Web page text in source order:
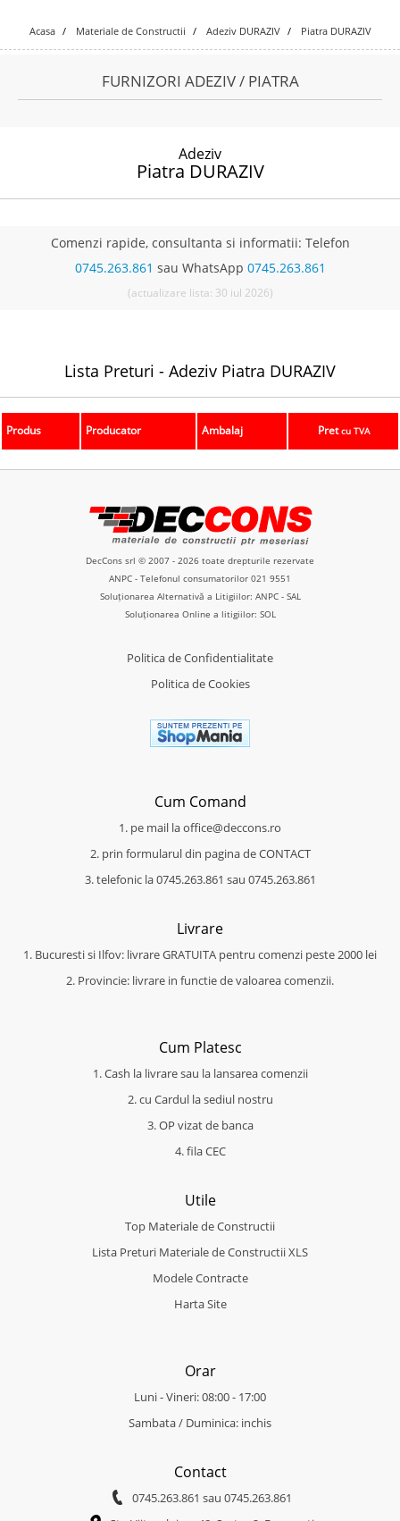
Acasa Materiale de Constructii Adeziv DURAZIV Piatra DURAZIV
FURNIZORI ADEZIV / PIATRA
Adeziv
Piatra DURAZIV
Comenzi rapide, consultanta si informatii: Telefon
0745.263.861 sau WhatsApp 0745.263.861
(actualizare lista: 30 iul 2026)
Lista Preturi - Adeziv Piatra DURAZIV
Produs Producator Ambalaj Pretcu TVA
DecCons srl © 2007 - 2026 toate drepturile rezervate
ANPC - Telefonul consumatorilor 021 9551
Soluționarea Alternativă a Litigiilor: ANPC - SAL
Soluționarea Online a litigiilor: SOL
Politica de Confidentialitate
Politica de Cookies
Cum Comand
1. pe mail la office@deccons.ro
2. prin formularul din pagina de CONTACT
3. telefonic la 0745.263.861 sau 0745.263.861
Livrare
1. Bucuresti si Ilfov: livrare GRATUITA pentru comenzi peste 2000 lei
2. Provincie: livrare in functie de valoarea comenzii.
Cum Platesc
1. Cash la livrare sau la lansarea comenzii
2. cu Cardul la sediul nostru
3. OP vizat de banca
4. fila CEC
Utile
Top Materiale de Constructii
Lista Preturi Materiale de Constructii XLS
Modele Contracte
Harta Site
Orar
Luni - Vineri: 08:00 - 17:00
Sambata / Duminica: inchis
Contact
0745.263.861 sau 0745.263.861